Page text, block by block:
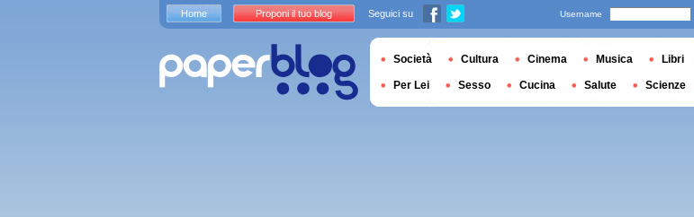
Home Proponi il tuo blog Seguici su Username
Società Cultura Cinema Musica Libri
Per Lei Sesso Cucina Salute Scienze